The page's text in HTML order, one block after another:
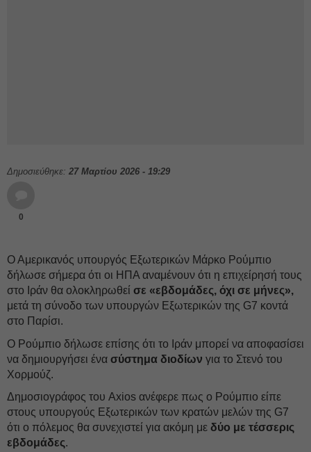
Δημοσιεύθηκε: 27 Μαρτίου 2026 - 19:29
0
Ο Αμερικανός υπουργός Εξωτερικών Μάρκο Ρούμπιο
δήλωσε σήμερα ότι οι ΗΠΑ αναμένουν ότι η επιχείρησή τους
στο Ιράν θα ολοκληρωθεί σε «εβδομάδες, όχι σε μήνες»,
μετά τη σύνοδο των υπουργών Εξωτερικών της G7 κοντά
στο Παρίσι.
Ο Ρούμπιο δήλωσε επίσης ότι το Ιράν μπορεί να αποφασίσει
να δημιουργήσει ένα σύστημα διοδίων για το Στενό του
Χορμούζ.
Δημοσιογράφος του Axios ανέφερε πως ο Ρούμπιο είπε
στους υπουργούς Εξωτερικών των κρατών μελών της G7
ότι ο πόλεμος θα συνεχιστεί για ακόμη με δύο με τέσσερις
εβδομάδες.